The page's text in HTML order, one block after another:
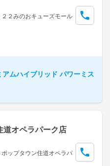
２みのおキューズモール
ムハイブリッド パワーミス
道オペラパーク店
ップタウン住道オペラパ